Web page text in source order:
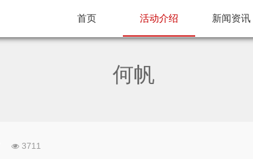
首页 活动介绍 新闻资讯
何帆
3711